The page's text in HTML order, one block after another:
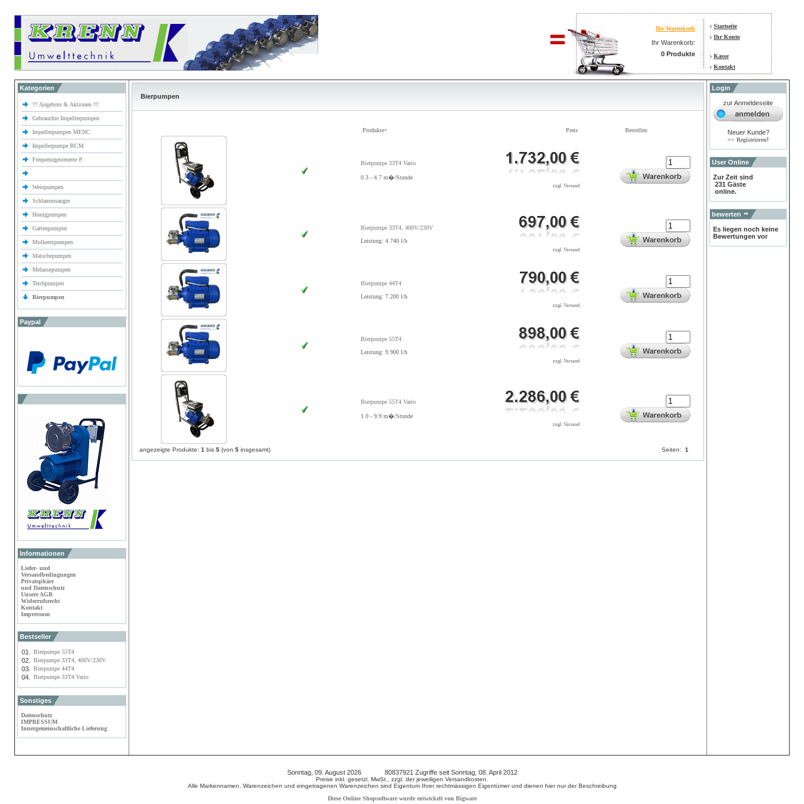
Ihr Warenkorb
Ihr Warenkorb:
0 Produkte
Startseite
Ihr Konto
Kasse
Kontakt
Kategorien
!!! Angebote & Aktionen !!!
Gebrauchte Impellerpumpen
Impellerpumpen MENC
Impellerpumpe BCM
Frequenzgesteuerte P.
Weinpumpen
Schlammsauger
Honigpumpen
Gartenpumpen
Molkereipumpen
Maischepumpen
Melassepumpen
Teichpumpen
Bierpumpen
Paypal
Informationen
Liefer- und
Versandbedingungen
Privatsphäre
und Datenschutz
Unsere AGB
Widerrufsrecht
Kontakt
Impressum
Bestseller
01. Bierpumpe 55T4
02. Bierpumpe 33T4, 400V/230V
03. Bierpumpe 44T4
04. Bierpumpe 33T4 Vario
Sonstiges
Datenschutz
IMPRESSUM
Innergemeinschaftliche Lieferung
Bierpumpen
Produkte+ Preis Bestellen
Bierpumpe 33T4 Vario
0.3 - 4.7 m�/Stunde
zzgl. Versand
Bierpumpe 33T4, 400V/230V
Leistung: 4.740 l/h
zzgl. Versand
Bierpumpe 44T4
Leistung: 7.200 l/h
zzgl. Versand
Bierpumpe 55T4
Leistung: 9.900 l/h
zzgl. Versand
Bierpumpe 55T4 Vario
1.0 - 9.9 m�/Stunde
zzgl. Versand
angezeigte Produkte: 1 bis 5 (von 5 insgesamt) Seiten: 1
Login
zur Anmeldeseite
Neuer Kunde?
=> Registrieren!
User Online
Zur Zeit sind
231 Gäste
online.
bewerten
Es liegen noch keine
Bewertungen vor
Sonntag, 09. August 2026 80837921 Zugriffe seit Sonntag, 08. April 2012
Preise inkl. gesetzl. MwSt., zzgl. der jeweiligen Versandkosten.
Alle Markennamen, Warenzeichen und eingetragenen Warenzeichen sind Eigentum Ihrer rechtmässigen Eigentümer und dienen hier nur der Beschreibung
Diese Online Shopsoftware wurde entwickelt von Bigware